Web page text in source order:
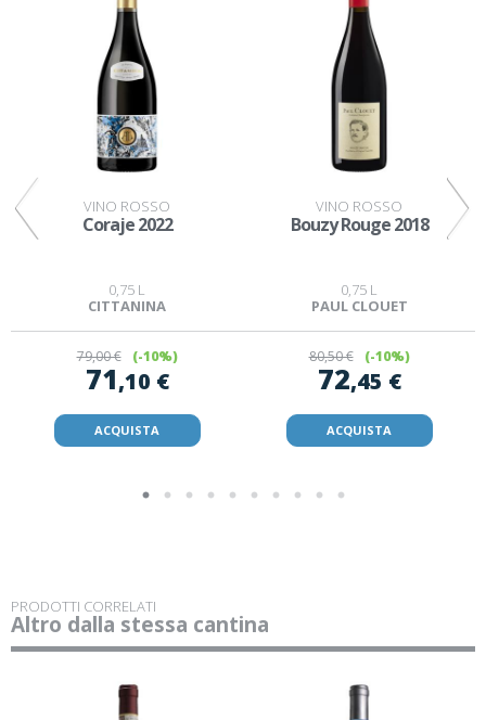
VINO ROSSO
Coraje 2022
0,75 L
CITTANINA
79,00 € (-10%)
71,10 €
ACQUISTA
VINO ROSSO
Bouzy Rouge 2018
0,75 L
PAUL CLOUET
80,50 € (-10%)
72,45 €
ACQUISTA
PRODOTTI CORRELATI
Altro dalla stessa cantina